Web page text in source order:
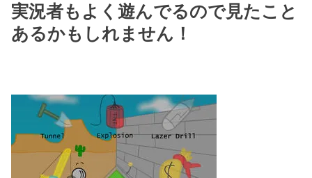
実況者もよく遊んでるので見たこと
あるかもしれません！